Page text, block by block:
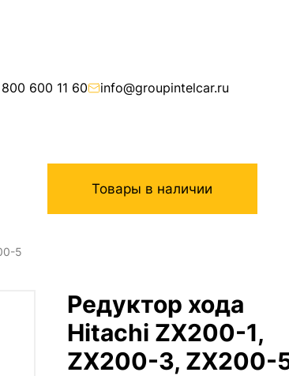
600 11 60 info@groupintelcar.ru
Товары в наличии
5
Редуктор хода
Hitachi ZX200-1,
ZX200-3, ZX200-